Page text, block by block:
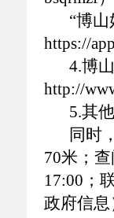
“博
https://
4.博
http://
5.其
同时
70米；
17:00；
政府信